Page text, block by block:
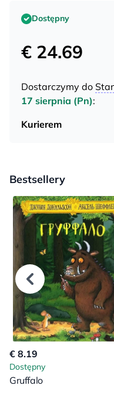
Dostępny
€ 24.69
Dostarczymy do
17 sierpnia (Pn):
Kurierem
Bestsellery
€ 8.19
Dostępny
Gruffalo